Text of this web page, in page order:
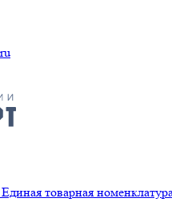
товарная номенклатура